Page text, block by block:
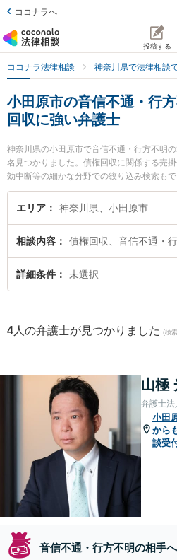
ココナラへ
投稿する
ココナラ法律相談 神奈川県で法律相談
小田原市の音信不通・行
回収に強い弁護士
神奈川県の小田原市で音信不通・行方不明
名見つかりました。債権回収に関係する売
効中断等の細かな分野での絞り込み検索も
の望月 孝礼弁護士や三川法律事務所の三川
浦 加代子弁護士のプロフィール情報や弁護
の債権回収のトラブル解決の実績豊富な近
談無料で音信不通・行方不明の相手への債
の弁護士に相談予約したい』などでお困り
エリア 神奈川県、小田原市
相談内容 債権回収、音信不通・
詳細条件 未選択
4 人の弁護士が見つかりました (検
山極
弁護士法
小田
から
談受
音信不通・行方不明の相手